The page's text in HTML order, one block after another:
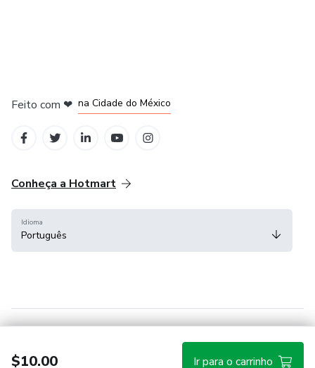
$10.00 Ir para o carrinho
Feito com ❤ na Cidade do México
Conheça a Hotmart
Idioma
Português